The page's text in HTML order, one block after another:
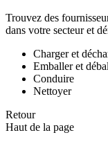
Trouvez des
dans votre secteur et
Charger et
Emballer et
Conduire
Nettoyer
Retour
Haut de la page